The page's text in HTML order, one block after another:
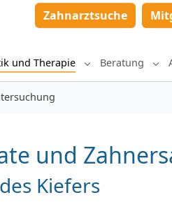
Zahnarztsuche
"Zahnärzte"
und Therapie Submenu for
Beratung
und
Kiefers